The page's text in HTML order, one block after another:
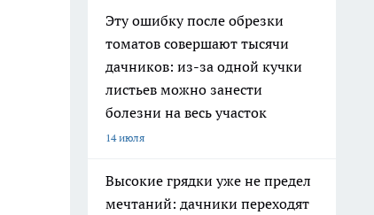
Эту ошибку после обрезки
томатов совершают тысячи
дачников: из-за одной кучки
листьев можно занести
болезни на весь участок
14 июля
Высокие грядки уже не предел
мечтаний: дачники переходят